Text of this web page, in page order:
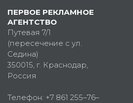
ПЕРВОЕ РЕКЛАМНОЕ
АГЕНТСТВО
Путевая 7/1
(пересечение с ул.
Седина)
350015, г. Краснодар,
Россия
Телефон: +7 861 255–76–